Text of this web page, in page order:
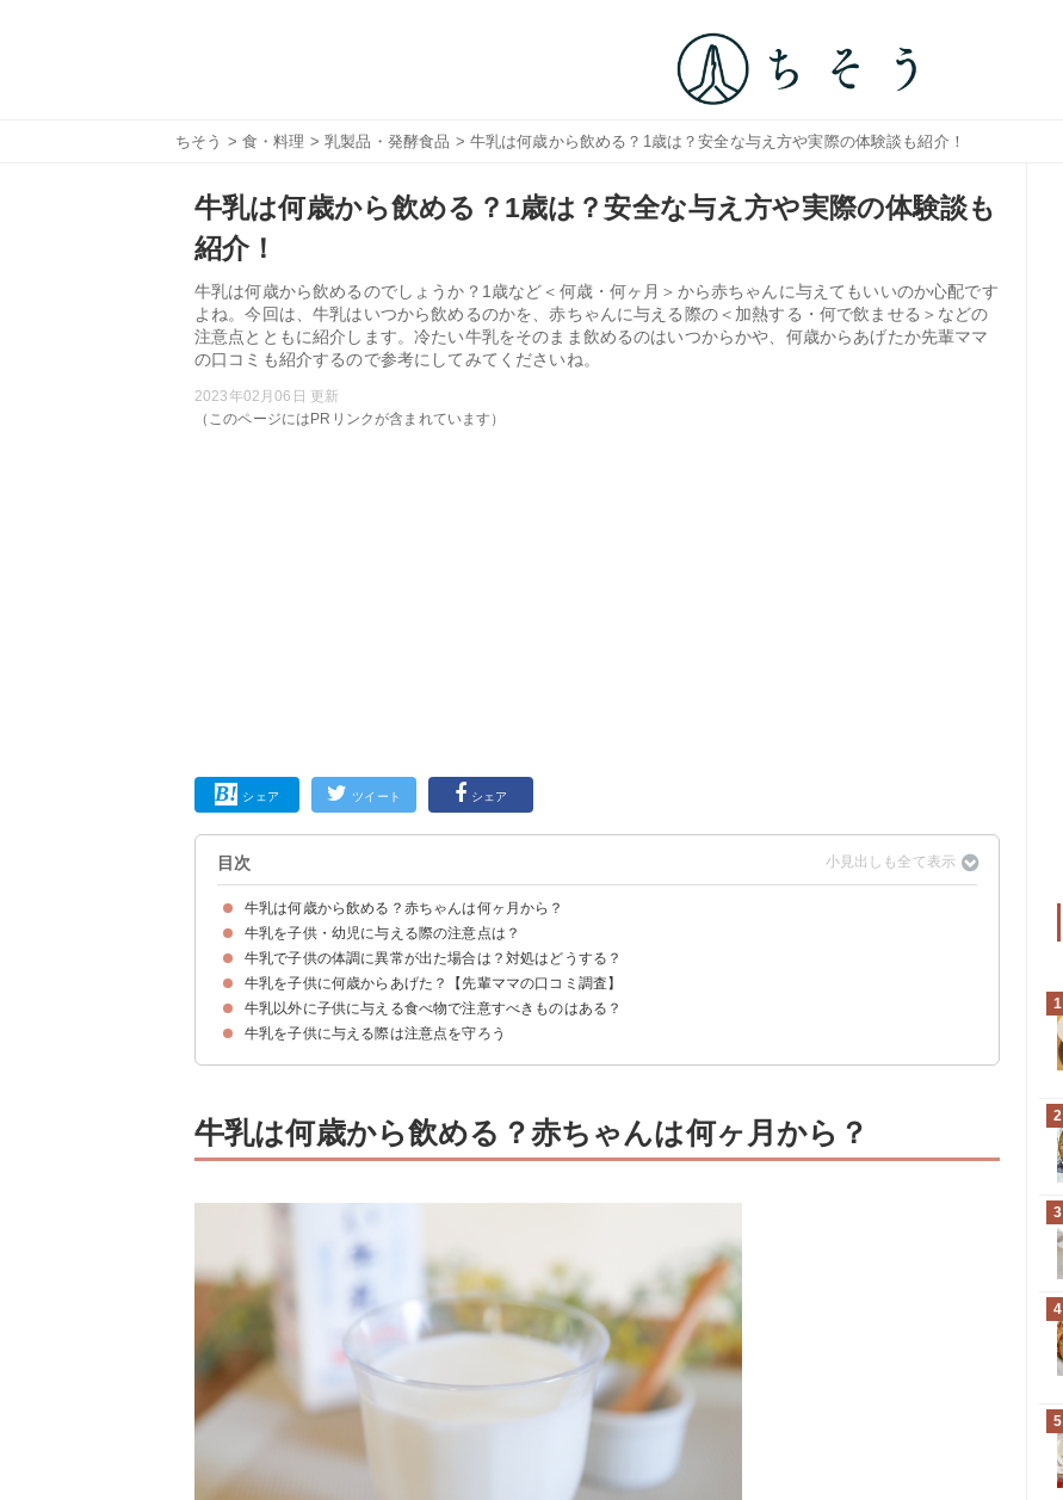
ちそう > 食・料理 >乳製品・発酵食品 > 牛乳は何歳から飲める？1歳は？安全な与え方や実際の体験談も紹介！
牛乳は何歳から飲める？1歳は？安全な与え方や実際の体験談も
紹介！
牛乳は何歳から飲めるのでしょうか？1歳など＜何歳・何ヶ月＞から赤ちゃんに与えてもいいのか心配です
よね。今回は、牛乳はいつから飲めるのかを、赤ちゃんに与える際の＜加熱する・何で飲ませる＞などの
注意点とともに紹介します。冷たい牛乳をそのまま飲めるのはいつからかや、何歳からあげたか先輩ママ
の口コミも紹介するので参考にしてみてくださいね。
2023年02月06日 更新
（このページにはPRリンクが含まれています）
シェア ツイート シェア
目次
牛乳は何歳から飲める？赤ちゃんは何ヶ月から？
牛乳を子供に与えるのは1歳以降から
1歳未満の赤ちゃんが牛乳を飲まない方が良い理由
牛乳を子供・幼児に与える際の注意点は？
①まずは加熱して温めて少量から
②慣れてきても1日400mlまでに収める
③新鮮な牛乳を与える
④食事の栄養バランスに気を付ける
⑤病院にいけるような状況にしておくと安心
牛乳で子供の体調に異常が出た場合は？対処はどうする？
牛乳が原因で考えられる体調不良
子供の体調に異変があればすぐに医療機関を受診しよう
牛乳を子供に何歳からあげた？【先輩ママの口コミ調査】
牛乳以外に子供に与える食べ物で注意すべきものはある？
牛乳を子供に与える際は注意点を守ろう
牛乳は何歳から飲める？赤ちゃんは何ヶ月から？
1
2
3
4
5